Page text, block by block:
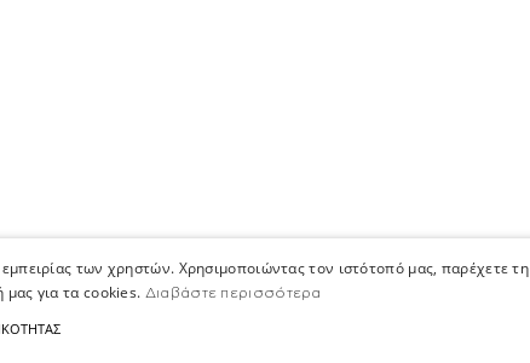
των χρηστών. Χρησιμοποιώντας τον ιστότοπό μας, παρέχετε τη
για τα cookies. Διαβάστε περισσότερα